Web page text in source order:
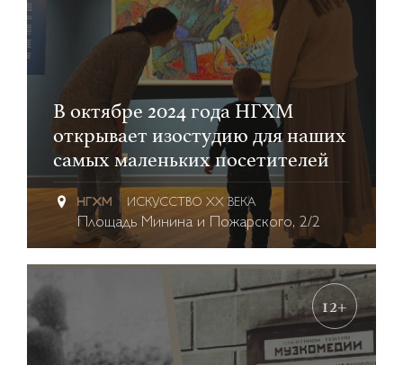
В октябре 2024 года НГХМ
открывает изостудию для наших
самых маленьких посетителей
ИСКУССТВО XX ВЕКА
Площадь Минина и Пожарского, 2/2
12+